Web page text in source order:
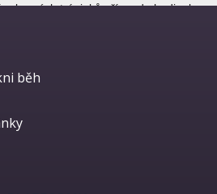
tréninků přímo do hodinek,
možnost rezervovat si osobní
% na celou kolekci Hackni běh.
běh